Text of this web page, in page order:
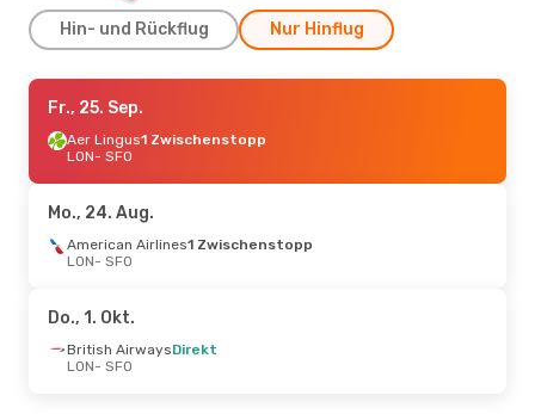
Hin- und Rückflug Nur Hinflug
Sa., 26. Sep.
British Airways
1 Zwischenstopp
British Airways
1 Zwischenstopp
SFO - LON
Fr., 25. Sep.
Aer Lingus1 Zwischenstopp
LON- SFO
Mo., 24. Aug.
American Airlines1 Zwischenstopp
LON- SFO
Do., 1. Okt.
British AirwaysDirekt
LON- SFO